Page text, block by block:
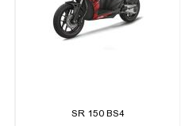
SR 150 BS4